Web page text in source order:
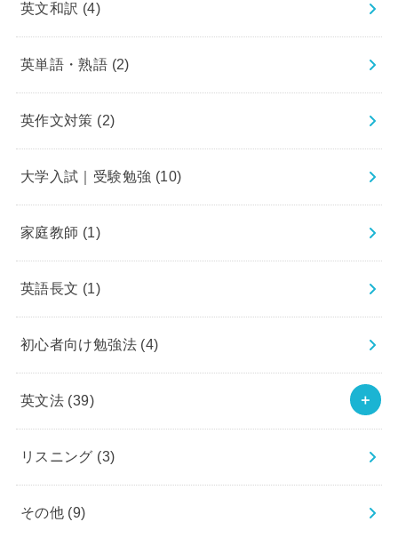
英文和訳 (4)
英単語・熟語 (2)
英作文対策 (2)
大学入試｜受験勉強 (10)
家庭教師 (1)
英語長文 (1)
初心者向け勉強法 (4)
英文法 (39)
リスニング (3)
その他 (9)